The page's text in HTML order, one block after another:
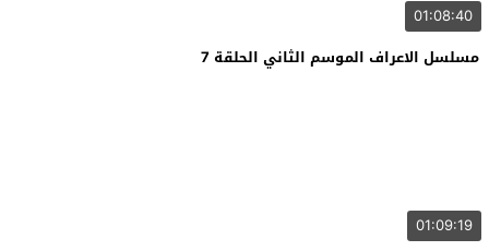
01:08:40
مسلسل الاعراف الموسم الثاني الحلقة 7
01:09:19